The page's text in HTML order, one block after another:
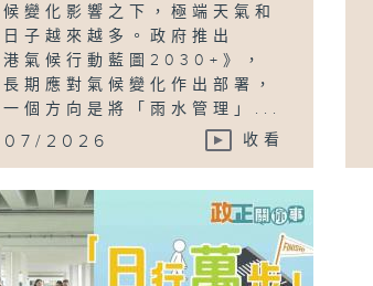
變化影響之下，極端天氣和
子越來越多。政府推出
港氣候行動藍圖2030+》，
期應對氣候變化作出部署，
一個方向是將「雨水管理」...
2026 收看